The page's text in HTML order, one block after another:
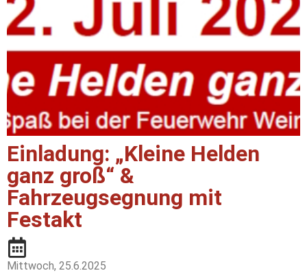
Einladung: „Kleine Helden
ganz groß“ &
Fahrzeugsegnung mit
Festakt
Mittwoch, 25.6.2025